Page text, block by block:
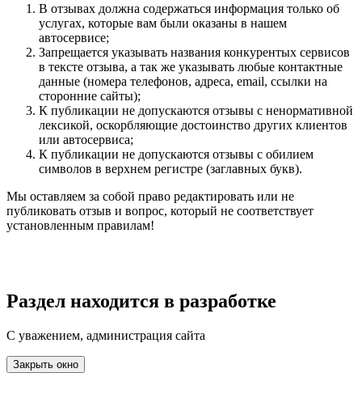
В отзывах должна содержаться информация только об
услугах, которые вам были оказаны в нашем
автосервисе;
Запрещается указывать названия конкурентых сервисов
в тексте отзыва, а так же указывать любые контактные
данные (номера телефонов, адреса, email, ссылки на
сторонние сайты);
К публикации не допускаются отзывы с ненормативной
лексикой, оскорбляющие достоинство других клиентов
или автосервиса;
К публикации не допускаются отзывы с обилием
символов в верхнем регистре (заглавных букв).
Мы оставляем за собой право редактировать или не
публиковать отзыв и вопрос, который не соответствует
установленным правилам!
Раздел находится в разработке
С уважением, администрация сайта
Закрыть окно